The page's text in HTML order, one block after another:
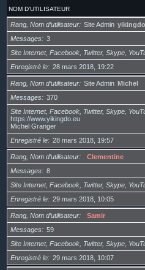
NOM D’UTILISATEUR
Rang, Nom d’utilisateur Site Admin yikingdo
Messages
3
Site Internet, Facebook, Twitter, Skype,
Enregistré le
28 mars 2018, 19:22
Rang, Nom d’utilisateur Site Admin Michel
Messages
370
Site Internet, Facebook, Twitter, Skype,
https://www.yikingdo.eu
Michel Granger
Enregistré le
28 mars 2018, 19:57
Rang, Nom d’utilisateur
Clementine
Messages
8
Site Internet, Facebook, Twitter, Skype,
Enregistré le
29 mars 2018, 10:05
Rang, Nom d’utilisateur
Samir
Messages
59
Site Internet, Facebook, Twitter, Skype,
Enregistré le
29 mars 2018, 10:07